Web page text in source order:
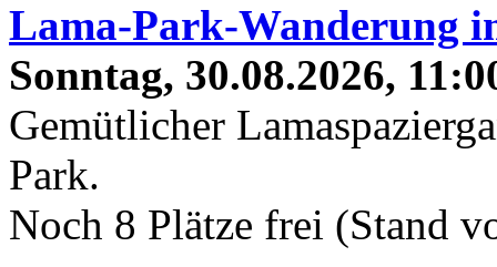
Lama-Park-Wanderung
Sonntag, 30.08.2026,
Gemütlicher
Park.
Noch 8 Plätze frei (Stand